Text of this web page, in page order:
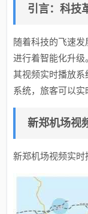
引言：科技
随着科技的飞速
进行着智能化升级
其视频实时播放
系统，旅客可以实
新郑机场视
新郑机场视频实时